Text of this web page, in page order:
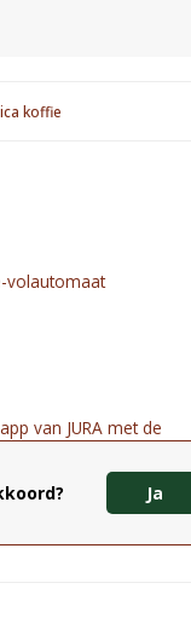
koffie
volautomaat
van JURA met de
Ja